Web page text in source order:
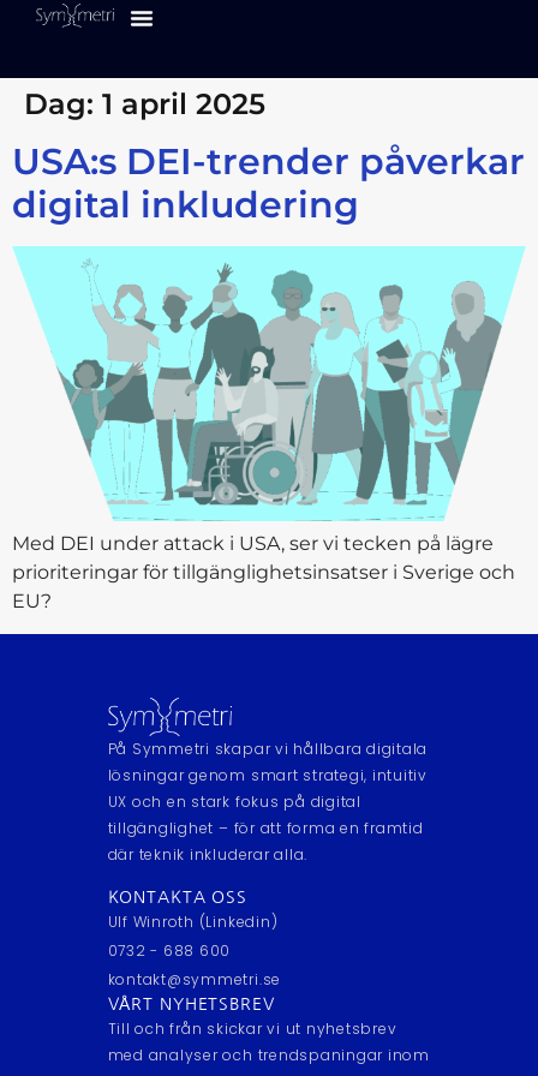
Dag: 1 april 2025
USA:s DEI-trender påverkar
digital inkludering
Med DEI under attack i USA, ser vi tecken på lägre
prioriteringar för tillgänglighetsinsatser i Sverige och
EU?
På Symmetri skapar vi hållbara digitala
lösningar genom smart strategi, intuitiv
UX och en stark fokus på digital
tillgänglighet – för att forma en framtid
där teknik inkluderar alla.
KONTAKTA OSS
Ulf Winroth (Linkedin)
0732 - 688 600
kontakt@symmetri.se
VÅRT NYHETSBREV
Till och från skickar vi ut nyhetsbrev
med analyser och trendspaningar inom